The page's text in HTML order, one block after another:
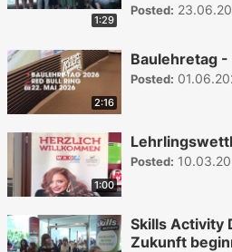
1:29
Posted:
2:16
Baulehretag -
Posted:
1:00
Posted:
Skills Activity
Zukunft